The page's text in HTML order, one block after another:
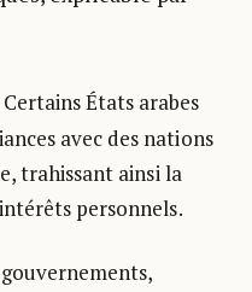
États arabes
avec des nations
trahissant ainsi la
personnels.
gouvernements,